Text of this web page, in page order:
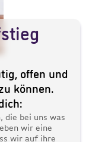
offen und
können.
die bei uns was
wir eine
wir auf ihre